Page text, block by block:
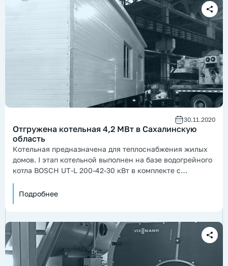
30.11.2020
Отгружена котельная 4,2 МВт в Сахалинскую
область
Котельная предназначена для теплоснабжения жилых
домов. I этап котельной выполнен на базе водогрейного
котла BOSCH UT-L 200-42-30 кВт в комплекте с
Подробнее